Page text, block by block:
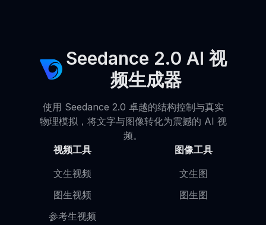
Seedance 2.0 AI 视
频生成器
使用 Seedance 2.0 卓越的结构控制与真实
物理模拟，将文字与图像转化为震撼的 AI 视
频。
视频工具
文生视频
图生视频
参考生视频
图像工具
文生图
图生图